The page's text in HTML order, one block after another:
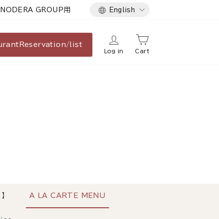
GROUP用 Language
English
Reservation/list
Log in Cart
A LA CARTE MENU